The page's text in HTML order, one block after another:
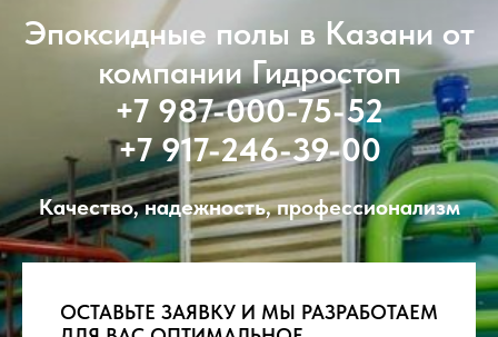
Эпоксидные полы в Казани от
компании Гидростоп
+7 987-000-75-52
+7 917-246-39-00
Качество, надежность, профессионализм
ОСТАВЬТЕ ЗАЯВКУ И МЫ РАЗРАБОТАЕМ